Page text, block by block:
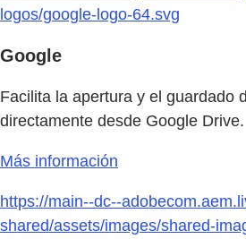
logos/google-logo-64.svg
Google
Facilita la apertura y el guardado
directamente desde Google Drive.
Más información
https://main--dc--
shared/assets/images/shared-